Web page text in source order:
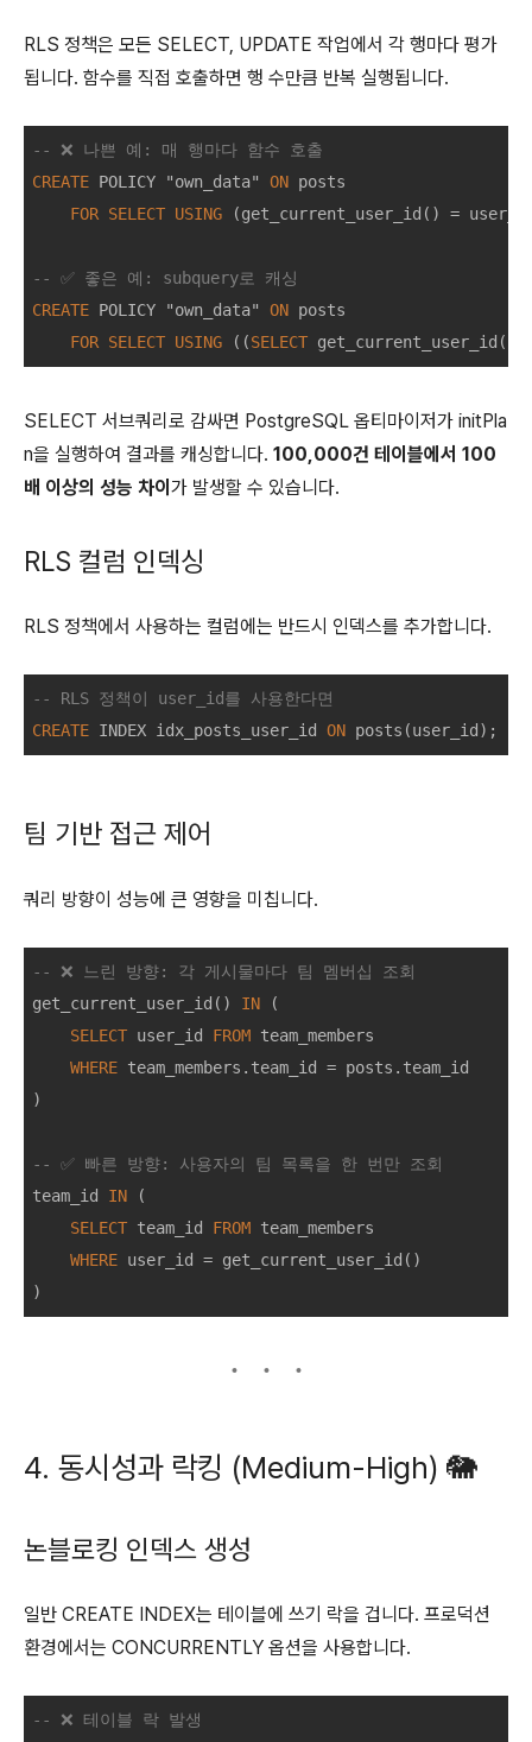
RLS 정책은 모든 SELECT, UPDATE 작업에서 각 행마다 평가
됩니다. 함수를 직접 호출하면 행 수만큼 반복 실행됩니다.
-- ❌ 나쁜 예: 매 행마다 함수 호출
CREATE POLICY "own_data" ON posts
FOR SELECT USING (get_current_user_id() =
-- ✅ 좋은 예: subquery로 캐싱
CREATE POLICY "own_data" ON posts
FOR SELECT USING ((SELECT
SELECT 서브쿼리로 감싸면 PostgreSQL 옵티마이저가 initPla
n을 실행하여 결과를 캐싱합니다. 100,000건 테이블에서 100
배 이상의 성능 차이 가 발생할 수 있습니다.
RLS 컬럼 인덱싱
RLS 정책에서 사용하는 컬럼에는 반드시 인덱스를 추가합니다.
-- RLS 정책이 user_id를 사용한다면
CREATE INDEX idx_posts_user_id ON
팀 기반 접근 제어
쿼리 방향이 성능에 큰 영향을 미칩니다.
-- ❌ 느린 방향: 각 게시물마다 팀 멤버십 조회
get_current_user_id() IN (
SELECT user_id FROM team_members
WHERE team_members.team_id = posts.team_id
)
-- ✅ 빠른 방향: 사용자의 팀 목록을 한 번만 조회
team_id IN (
SELECT team_id FROM team_members
WHERE user_id = get_current_user_id()
4. 동시성과 락킹 (Medium-High) 🐘
논블로킹 인덱스 생성
일반 CREATE INDEX는 테이블에 쓰기 락을 겁니다. 프로덕션
환경에서는 CONCURRENTLY 옵션을 사용합니다.
-- ❌ 테이블 락 발생